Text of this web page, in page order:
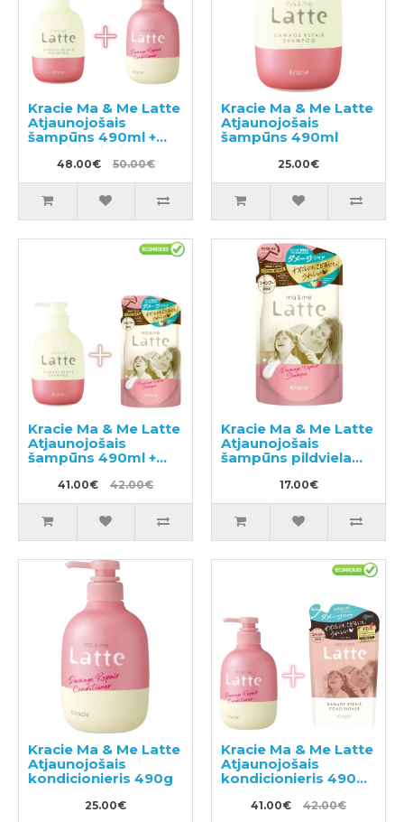
Kracie Ma & Me Latte
Atjaunojošais
šampūns 490ml +
kondicionieris 490g
48.00€ 50.00€
Kracie Ma & Me Latte
Atjaunojošais
šampūns 490ml
25.00€
Kracie Ma & Me Latte
Atjaunojošais
šampūns 490ml +
pildviela 360ml
41.00€ 42.00€
Kracie Ma & Me Latte
Atjaunojošais
šampūns pildviela
17.00€
Kracie Ma & Me Latte
Atjaunojošais
kondicionieris 490g
25.00€
Kracie Ma & Me Latte
Atjaunojošais
kondicionieris 490g
+ pildviela 360g
41.00€ 42.00€